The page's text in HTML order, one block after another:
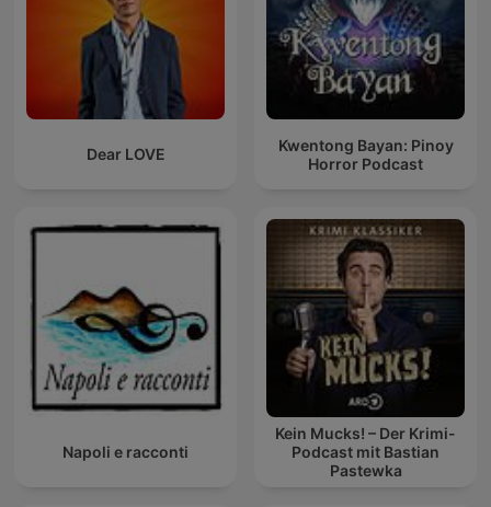
Dear LOVE
Kwentong Bayan: Pinoy
Horror Podcast
Napoli e racconti
Kein Mucks! – Der Krimi-
Podcast mit Bastian
Pastewka